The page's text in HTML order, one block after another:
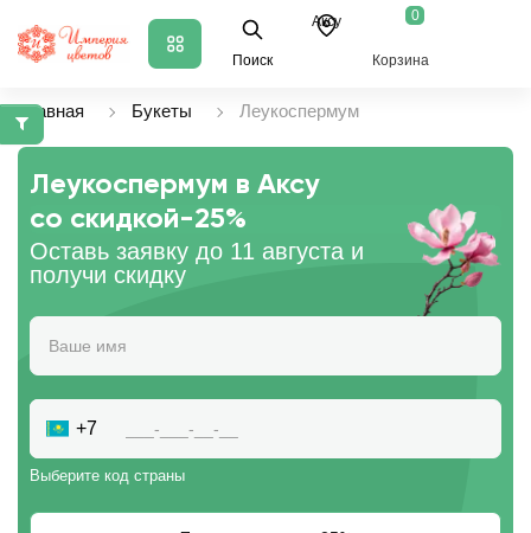
Поиск
Аксу 0
Корзина
Главная Букеты Леукоспермум
Леукоспермум в Аксу
со скидкой-25%
Оставь заявку до 11 августа и
получи скидку
+7
Выберите код страны